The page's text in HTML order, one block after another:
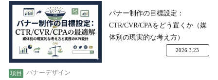
バナー制作の目標設定：
CTR/CVR/CPAをどう置くか（媒
体別の現実的な考え方）
バナーデザイン
2026.3.23